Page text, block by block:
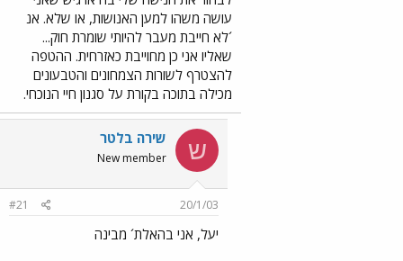
עושה משהו למען האנושות, או שלא. אנ
´לא חייבת מעבר להיותי שומרת חוק...
שאליו אני כן מחוייבת כאזרחית. ההטפה
להצטרף לשורות הצמחונים והטבעונים
מכילה בתוכה בקורת על סגנון חיי הנוכחי.
ש שירה בלטר
New member
20/1/03
#21
יעל, אני בהאלת´ מבינה